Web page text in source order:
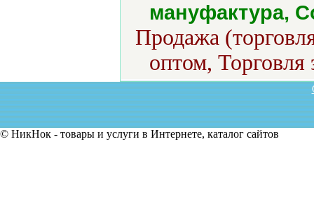
мануфактура,
Продажа
оптом, Торговля
© НикНок - товары и услуги в Интернете, каталог сайтов